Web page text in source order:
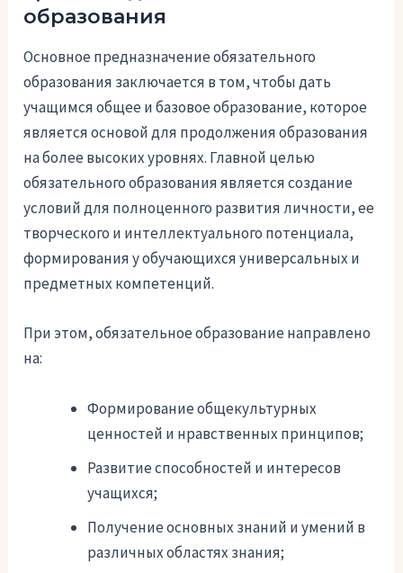
образования
Основное предназначение обязательного
образования заключается в том, чтобы дать
учащимся общее и базовое образование, которое
является основой для продолжения образования
на более высоких уровнях. Главной целью
обязательного образования является создание
условий для полноценного развития личности, ее
творческого и интеллектуального потенциала,
формирования у обучающихся универсальных и
предметных компетенций.
При этом, обязательное образование направлено
на:
Формирование общекультурных
ценностей и нравственных принципов;
Развитие способностей и интересов
учащихся;
Получение основных знаний и умений в
различных областях знания;